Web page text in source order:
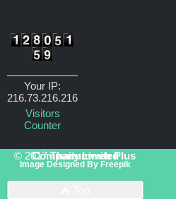
Your IP:
216.73.216.216
Visitors
Counter
© 2017Thaitumweb Plus Company Limited
Image Designed By Freepik